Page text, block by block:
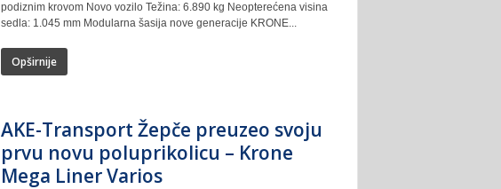
podiznim krovom Novo vozilo Težina: 6.890 kg Neopterećena visina
sedla: 1.045 mm Modularna šasija nove generacije KRONE...
Opširnije
AKE-Transport Žepče preuzeo svoju
prvu novu poluprikolicu – Krone
Mega Liner Varios